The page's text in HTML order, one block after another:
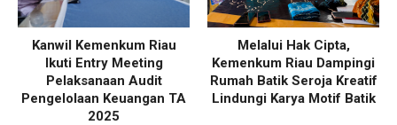
Kanwil Kemenkum Riau
Ikuti Entry Meeting
Pelaksanaan Audit
Pengelolaan Keuangan TA
2025
Melalui Hak Cipta,
Kemenkum Riau Dampingi
Rumah Batik Seroja Kreatif
Lindungi Karya Motif Batik